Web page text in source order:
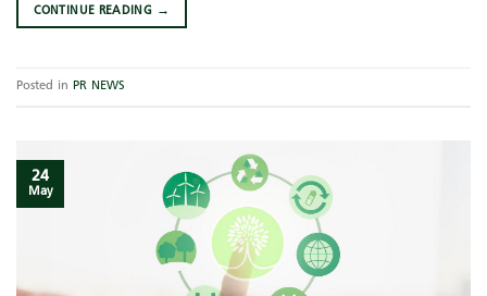
CONTINUE READING →
Posted in PR NEWS
24
May